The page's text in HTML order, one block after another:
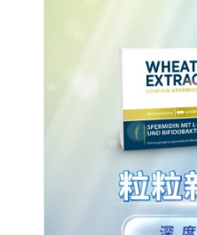
德風消息
所有訊息 營養知識
商品訊息